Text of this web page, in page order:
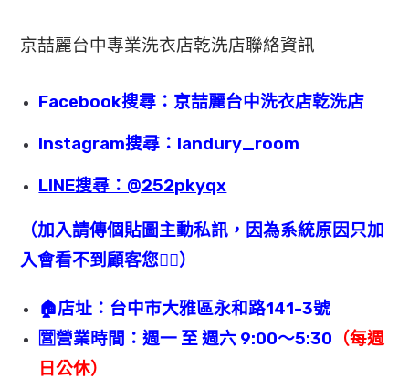
京喆麗台中專業洗衣店乾洗店聯絡資訊
Facebook搜尋：京喆麗台中洗衣店乾洗店
Instagram搜尋：landury_room
LINE搜尋：@252pkyqx
（加入請傳個貼圖主動私訊，因為系統原因只加
入會看不到顧客您🙇‍♂️）
🏠店址：台中市大雅區永和路141-3號
🈺️營業時間：週一 至 週六 9:00～5:30 （每週
日公休）